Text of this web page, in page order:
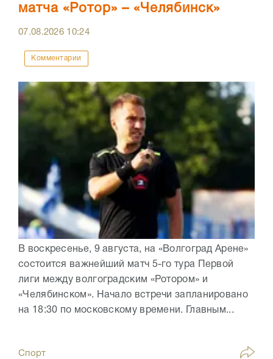
матча «Ротор» – «Челябинск»
07.08.2026 10:24
Комментарии
В воскресенье, 9 августа, на «Волгоград Арене»
состоится важнейший матч 5-го тура Первой
лиги между волгоградским «Ротором» и
«Челябинском». Начало встречи запланировано
на 18:30 по московскому времени. Главным...
Спорт